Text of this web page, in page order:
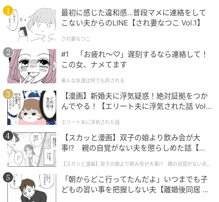
最初に感じた違和感…普段マメに連絡をして
こない夫からのLINE【され妻なつこ Vol.1】
され妻なつこ
#1 「お疲れ〜♡」遅刻するなら連絡して！
この女、ナメてます
美人な友達は何でも許される
【漫画】新婚夫に浮気疑惑！絶対証拠をつか
んでやる！【エリート夫に浮気された話 Vol.
エリート夫に浮気された話
【スカッと漫画】双子の娘より飲み会が大
事!? 親の自覚がない夫を懲らしめた話【第1
【スカッと漫画】双子の娘より飲み会が大事!? 親の自覚がない夫を
懲らしめた話
「朝からどこ行ってたんだよ」いつまでも子
どもの習い事を把握しない夫【離婚後同居 Vo